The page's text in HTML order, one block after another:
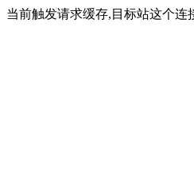
当前触发请求缓存,目标站这个